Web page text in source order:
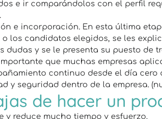
e ir comparándolos con el perfil
e incorporación. En esta última
los candidatos elegidos, se les
dudas y se le presenta su puesto de
que muchas empresas
continuo desde el día
y seguridad dentro de la empresa.
de hacer un
y reduce mucho tiempo y esfuerzo.